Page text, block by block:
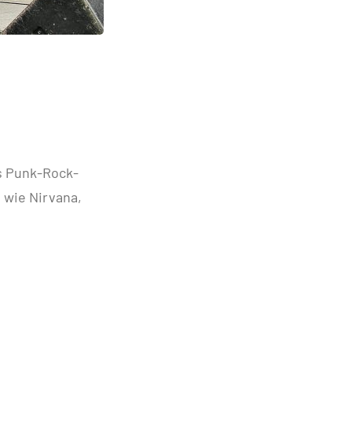
Punk-Rock-
Nirvana,